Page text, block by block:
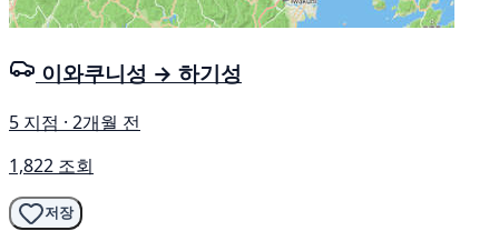
이와쿠니성 → 하기성
5 지점 · 2개월 전
1,822 조회
저장